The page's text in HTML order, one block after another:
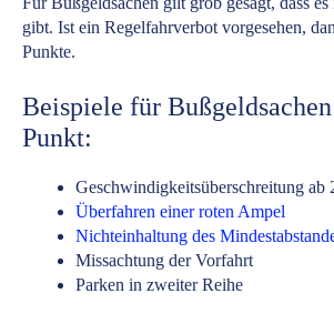
gibt. Ist ein Regelfahrverbot vorgesehen,
Punkte.
Beispiele für
Punkt:
Geschwindigkeitsüberschreitung ab
Überfahren einer roten Ampel
Nichteinhaltung des
Missachtung der Vorfahrt
Parken in zweiter Reihe